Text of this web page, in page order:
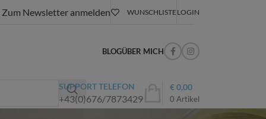
Zum Newsletter anmelden WUNSCHLISTELOGIN
BLOGÜBER MICH
SUPPORT TELEFON
+43(0)676/7873429 0 Artikel
€0,00